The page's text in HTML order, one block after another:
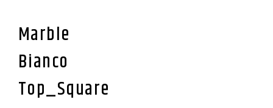
Marble
Bianco
Top_Square